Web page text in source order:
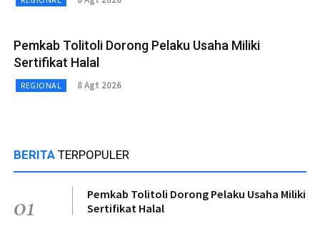
Pemkab Tolitoli Dorong Pelaku Usaha Miliki
Sertifikat Halal
REGIONAL 8 Agt 2026
BERITA TERPOPULER
01
Pemkab Tolitoli Dorong Pelaku Usaha Miliki
Sertifikat Halal